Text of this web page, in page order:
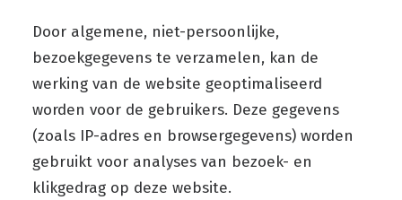
Door algemene, niet-persoonlijke,
bezoekgegevens te verzamelen, kan de
werking van de website geoptimaliseerd
worden voor de gebruikers. Deze gegevens
(zoals IP-adres en browsergegevens) worden
gebruikt voor analyses van bezoek- en
klikgedrag op deze website.